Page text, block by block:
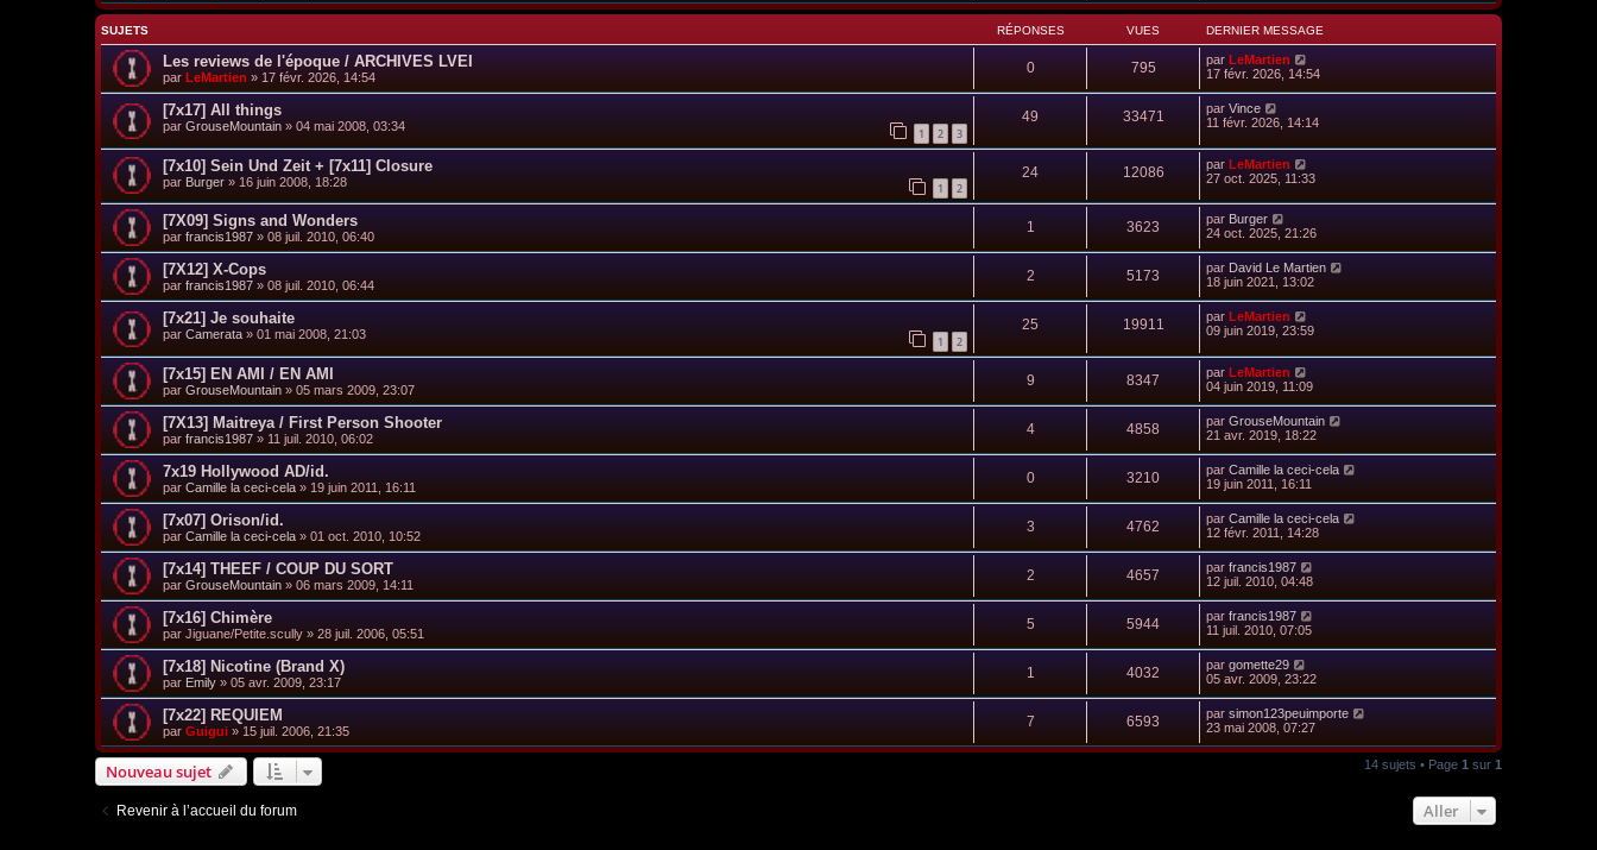
SUJETS RÉPONSES VUES DERNIER MESSAGE
Les reviews de l'époque / ARCHIVES LVEI
par LeMartien » 17 févr. 2026, 14:54
0 795 par LeMartien
17 févr. 2026, 14:54
[7x17] All things
par GrouseMountain » 04 mai 2008, 03:34 1 2 3
49 33471 par Vince
11 févr. 2026, 14:14
[7x10] Sein Und Zeit + [7x11] Closure
par Burger » 16 juin 2008, 18:28 1 2
24 12086 par LeMartien
27 oct. 2025, 11:33
[7X09] Signs and Wonders
par francis1987 » 08 juil. 2010, 06:40
1 3623 par Burger
24 oct. 2025, 21:26
[7X12] X-Cops
par francis1987 » 08 juil. 2010, 06:44
2 5173 par David Le Martien
18 juin 2021, 13:02
[7x21] Je souhaite
par Camerata » 01 mai 2008, 21:03 1 2
25 19911 par LeMartien
09 juin 2019, 23:59
[7x15] EN AMI / EN AMI
par GrouseMountain » 05 mars 2009, 23:07
9 8347 par LeMartien
04 juin 2019, 11:09
[7X13] Maitreya / First Person Shooter
par francis1987 » 11 juil. 2010, 06:02
4 4858 par GrouseMountain
21 avr. 2019, 18:22
7x19 Hollywood AD/id.
par Camille la ceci-cela » 19 juin 2011, 16:11
0 3210 par Camille la ceci-cela
19 juin 2011, 16:11
[7x07] Orison/id.
par Camille la ceci-cela » 01 oct. 2010, 10:52
3 4762 par Camille la ceci-cela
12 févr. 2011, 14:28
[7x14] THEEF / COUP DU SORT
par GrouseMountain » 06 mars 2009, 14:11
2 4657 par francis1987
12 juil. 2010, 04:48
[7x16] Chimère
par Jiguane/Petite.scully » 28 juil. 2006, 05:51
5 5944 par francis1987
11 juil. 2010, 07:05
[7x18] Nicotine (Brand X)
par Emily » 05 avr. 2009, 23:17
1 4032 par gomette29
05 avr. 2009, 23:22
[7x22] REQUIEM
par Guigui » 15 juil. 2006, 21:35
7 6593 par simon123peuimporte
23 mai 2008, 07:27
Nouveau sujet 14 sujets • Page 1 sur 1
Revenir à l’accueil du forum Aller